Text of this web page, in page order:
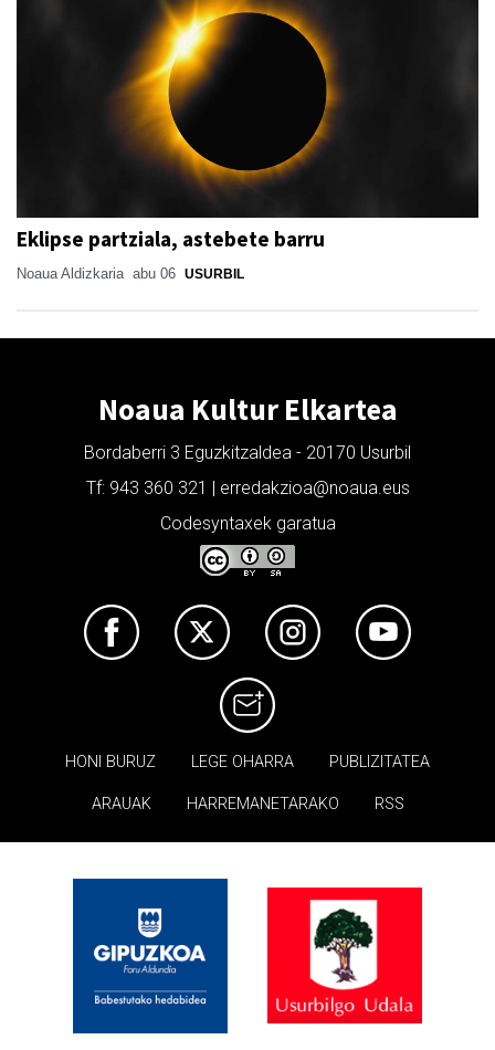
Eklipse partziala, astebete barru
Noaua Aldizkaria abu 06 USURBIL
Noaua Kultur Elkartea
Bordaberri 3 Eguzkitzaldea - 20170 Usurbil
Tf: 943 360 321 | erredakzioa@noaua.eus
Codesyntaxek garatua
HONI BURUZ LEGE OHARRA PUBLIZITATEA
ARAUAK HARREMANETARAKO RSS